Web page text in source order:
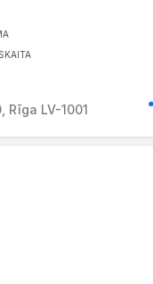
Rīga LV-1001